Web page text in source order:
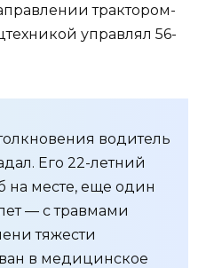
трактором-
управлял 56-
водитель
Его 22-летний
на месте, еще один
— с травмами
тяжести
в медицинское